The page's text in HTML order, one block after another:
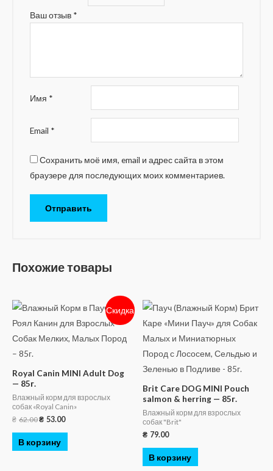
Ваш отзыв *
Имя *
Email *
Сохранить моё имя, email и адрес сайта в этом
браузере для последующих моих комментариев.
Похожие товары
Скидка
Royal Canin MINI Adult Dog
— 85г.
Влажный корм для взрослых
собак «Royal Canin»
₴ 62.00₴ 53.00
В корзину
Brit Care DOG MINI Pouch
salmon & herring — 85г.
Влажный корм для взрослых
собак "Brit"
₴ 79.00
В корзину